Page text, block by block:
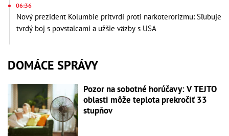
06:36
Nový prezident Kolumbie pritvrdí proti narkoterorizmu: Sľubuje
tvrdý boj s povstalcami a užšie väzby s USA
DOMÁCE SPRÁVY
Pozor na sobotné horúčavy: V TEJTO
oblasti môže teplota prekročiť 33
stupňov